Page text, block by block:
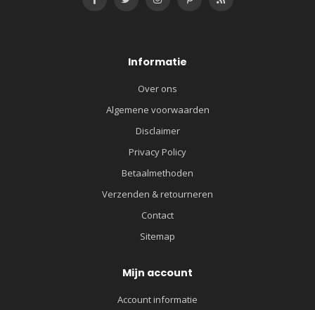
Informatie
Over ons
Algemene voorwaarden
Disclaimer
Privacy Policy
Betaalmethoden
Verzenden & retourneren
Contact
Sitemap
Mijn account
Account informatie